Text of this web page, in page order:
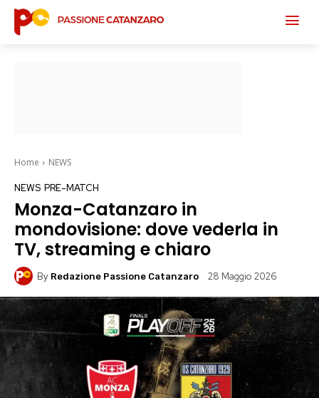
Home NEWS
NEWS PRE-MATCH
Monza-Catanzaro in
mondovisione: dove vederla in
TV, streaming e chiaro
By Redazione Passione Catanzaro 28 Maggio 2026